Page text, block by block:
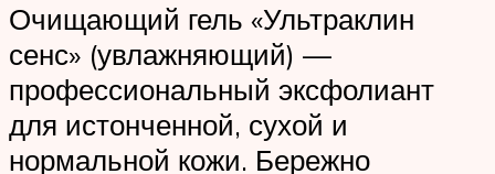
Очищающий гель «Ультраклин
сенс» (увлажняющий) —
профессиональный эксфолиант
для истонченной, сухой и
нормальной кожи. Бережно